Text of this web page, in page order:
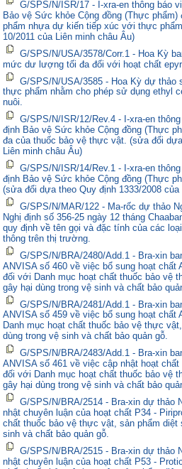
G/SPS/N/ISR/17 - I-xra-en thông báo
Bảo vệ Sức khỏe Cộng đồng (Thực
phẩm nhựa dự kiến tiếp xúc với thực
10/2011 của Liên minh châu Âu)
G/SPS/N/USA/3578/Corr.1 - Hoa Kỳ
mức dư lượng tối đa đối với hoạt chất
G/SPS/N/USA/3585 - Hoa Kỳ dự thảo
thực phẩm nhằm cho phép sử dụng ethyl
nuôi.
G/SPS/N/ISR/12/Rev.4 - I-xra-en
định Bảo vệ Sức khỏe Cộng đồng (Thực
đa của thuốc bảo vệ thực vật. (sửa đổi
Liên minh châu Âu)
G/SPS/N/ISR/14/Rev.1 - I-xra-en
định Bảo vệ Sức khỏe Cộng đồng (Thực
(sửa đổi dựa theo Quy định 1333/2008
G/SPS/N/MAR/122 - Ma-rốc dự thảo
Nghị định số 356-25 ngày 12 tháng
quy định về tên gọi và đặc tính của các
thông trên thị trường.
G/SPS/N/BRA/2480/Add.1 - Bra-xin
ANVISA số 460 về việc bổ sung hoạt chất
đối với Danh mục hoạt chất thuốc bảo vệ
gây hại dùng trong vệ sinh và chất bảo
G/SPS/N/BRA/2481/Add.1 - Bra-xin
ANVISA số 459 về việc bổ sung hoạt chất
Danh mục hoạt chất thuốc bảo vệ thực
dùng trong vệ sinh và chất bảo quản gỗ.
G/SPS/N/BRA/2483/Add.1 - Bra-xin
ANVISA số 461 về việc cập nhật hoạt
đối với Danh mục hoạt chất thuốc bảo vệ
gây hại dùng trong vệ sinh và chất bảo
G/SPS/N/BRA/2514 - Bra-xin dự thảo
nhật chuyên luận của hoạt chất P34 -
chất thuốc bảo vệ thực vật, sản phẩm diệt
sinh và chất bảo quản gỗ.
G/SPS/N/BRA/2515 - Bra-xin dự thảo
nhật chuyên luận của hoạt chất P53 -